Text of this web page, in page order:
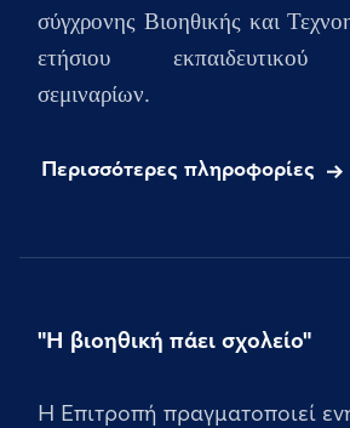
σύγχρονης Βιοηθικής και
ετήσιου
εκπαιδευτικού
σεμιναρίων.
Περισσότερες πληροφορίες
"Η βιοηθική πάει σχολείο"
Η Επιτροπή πραγματοποιεί